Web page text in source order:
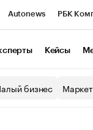
Autonews РБК
Кейсы
бизнес